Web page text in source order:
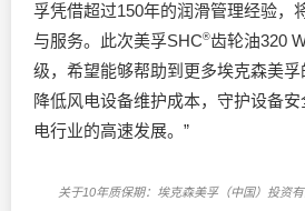
孚凭借超过150年的润滑管理经验，
与服务。此次美孚SHC®齿轮油320
级，希望能够帮助到更多埃克森美
降低风电设备维护成本，守护设备
电行业的高速发展。”
关于10年质保期：埃克森美孚（中国）投资有